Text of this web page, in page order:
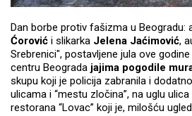
Dan borbe protiv fašizma u Beogradu:
Ćorović i slikarka Jelena Jaćimović,
Srebrenici", postavljene jula ove
centru Beograda jajima pogodile
skupu koji je policija zabranila i
ulicama i “mestu zločina”, na uglu
restorana “Lovac” koji je, milošću